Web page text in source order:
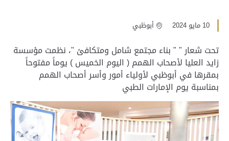
10 مايو 2024 أبوظبي
تحت شعار " " بناء مجتمع شامل ومتكافئ "، نظمت مؤسسة
زايد العليا لأصحاب الهمم ( اليوم الخميس ) يوماً مفتوحاً
بمقرها في أبوظبي لأولياء أمور وأسر أصحاب الهمم
بمناسبة يوم الإمارات الطبي